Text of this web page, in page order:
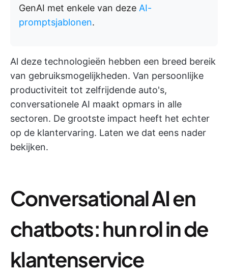
GenAI met enkele van deze AI-
promptsjablonen.
Al deze technologieën hebben een breed bereik
van gebruiksmogelijkheden. Van persoonlijke
productiviteit tot zelfrijdende auto's,
conversationele AI maakt opmars in alle
sectoren. De grootste impact heeft het echter
op de klantervaring. Laten we dat eens nader
bekijken.
Conversational AI en
chatbots: hun rol in de
klantenservice